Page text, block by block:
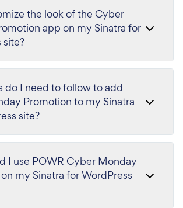
the look of the Cyber
app on my Sinatra for
site?
do I need to follow to add
Promotion to my Sinatra
site?
I use POWR Cyber Monday
my Sinatra for WordPress